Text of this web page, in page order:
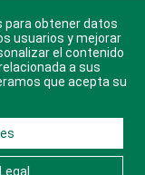
Android, iOS y
reservados.
Contacto
para obtener datos
usuarios y mejorar
el contenido
a sus
que acepta su